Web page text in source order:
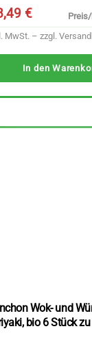
€
MwSt. – zzgl.
In den
Wok- und
bio 6 Stück